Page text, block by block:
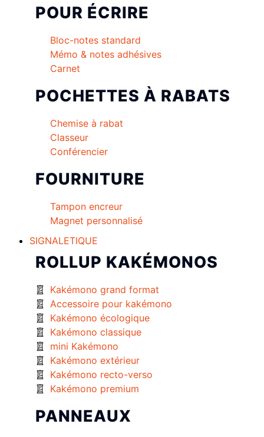
POUR ÉCRIRE
Bloc-notes standard
Mémo & notes adhésives
Carnet
POCHETTES À RABATS
Chemise à rabat
Classeur
Conférencier
FOURNITURE
Tampon encreur
Magnet personnalisé
SIGNALETIQUE
ROLLUP KAKÉMONOS
Kakémono grand format
Accessoire pour kakémono
Kakémono écologique
Kakémono classique
mini Kakémono
Kakémono extérieur
Kakémono recto-verso
Kakémono premium
PANNEAUX